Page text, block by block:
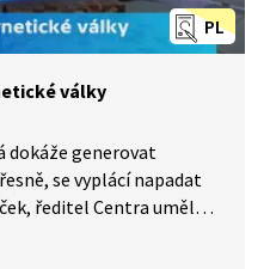
PL
války
dokáže generovat
se vyplácí napadat
ředitel Centra umělé